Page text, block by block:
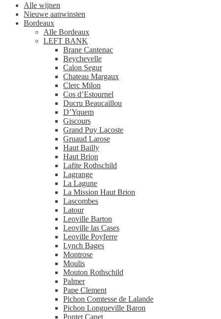
Alle wijnen
Nieuwe aanwinsten
Bordeaux
Alle Bordeaux
LEFT BANK
Brane Cantenac
Beychevelle
Calon Segur
Chateau Margaux
Clerc Milon
Cos d’Estournel
Ducru Beaucaillou
D’Yquem
Giscours
Grand Puy Lacoste
Gruaud Larose
Haut Bailly
Haut Brion
Lafite Rothschild
Lagrange
La Lagune
La Mission Haut Brion
Lascombes
Latour
Leoville Barton
Leoville las Cases
Leoville Poyferre
Lynch Bages
Montrose
Moulis
Mouton Rothschild
Palmer
Pape Clement
Pichon Comtesse de Lalande
Pichon Longueville Baron
Pontet Canet